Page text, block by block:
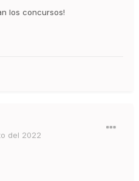
los concursos!
del 2022